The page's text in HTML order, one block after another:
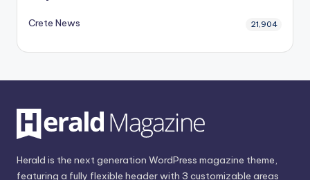
Crete News 21,904
Herald is the next generation WordPress magazine theme,
featuring a fully flexible header with 3 customizable areas